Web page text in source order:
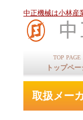
中正機械は小林産
取扱メー
TOP PAGE
トップペー